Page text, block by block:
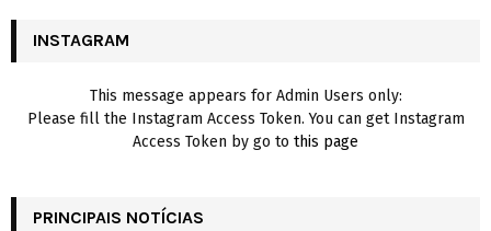
INSTAGRAM
This message appears for Admin Users only:
Please fill the Instagram Access Token. You can get Instagram
Access Token by go to this page
PRINCIPAIS NOTÍCIAS